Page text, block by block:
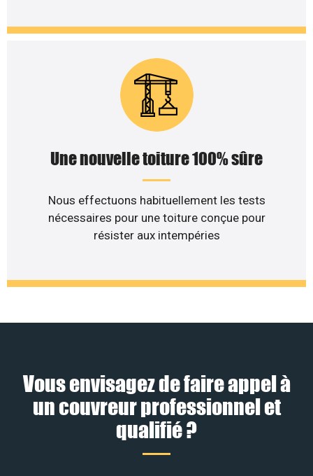
Une nouvelle toiture 100% sûre
Nous effectuons habituellement les tests
nécessaires pour une toiture conçue pour
résister aux intempéries
Vous envisagez de faire appel à
un couvreur professionnel et
qualifié ?